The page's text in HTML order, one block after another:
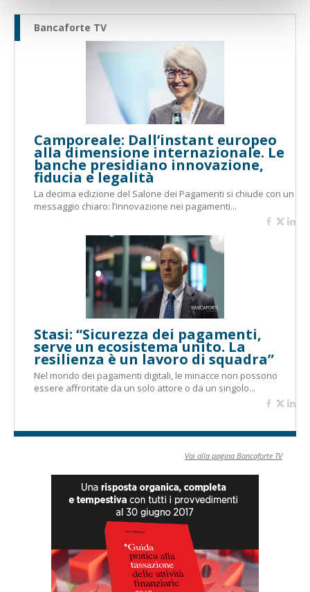
Bancaforte TV
Camporeale: Dall’instant europeo
alla dimensione internazionale. Le
banche presidiano innovazione,
fiducia e legalità
La decima edizione del Salone dei Pagamenti si chiude con un
messaggio chiaro: l’innovazione nei pagamenti...
Stasi: “Sicurezza dei pagamenti,
serve un ecosistema unito. La
resilienza è un lavoro di squadra”
Nel mondo dei pagamenti digitali, le minacce non possono
essere affrontate da un solo attore o da un singolo...
Vai alla pagina Bancaforte TV